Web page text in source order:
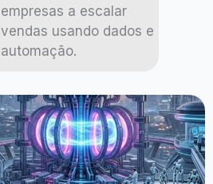
empresas a escalar
vendas usando dados e
automação.